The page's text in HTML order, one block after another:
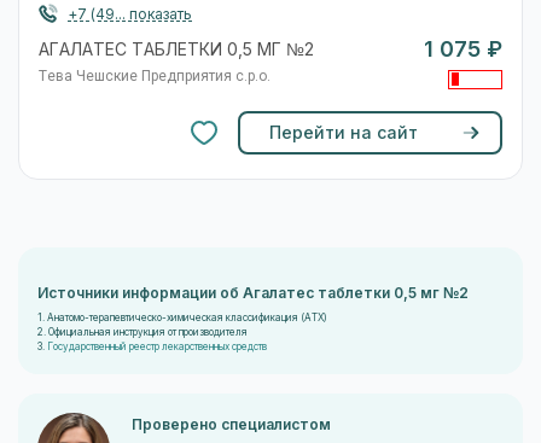
+7 (49... показать
АГАЛАТЕС ТАБЛЕТКИ 0,5 МГ №2
Тева Чешские Предприятия с.р.о.
1 075 ₽
Перейти на сайт
Источники информации об Агалатес таблетки 0,5 мг №2
1. Анатомо-терапевтическо-химическая классификация (ATX)
2. Официальная инструкция от производителя
3.
Государственный реестр лекарственных средств
Проверено специалистом